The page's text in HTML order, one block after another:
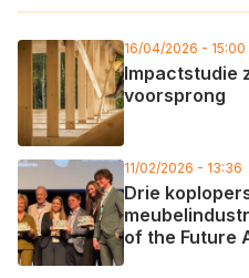
16/04/2026 - 15:00
Impactstudie
voorsprong
11/02/2026 - 13:36
Drie
of the Future